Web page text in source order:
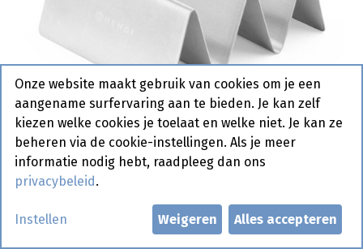
429457 Taco houder Hendi 4 st
Actief
Onze website maakt gebruik van cookies om je een
aangename surfervaring aan te bieden. Je kan zelf
kiezen welke cookies je toelaat en welke niet. Je kan ze
beheren via de cookie-instellingen. Als je meer
informatie nodig hebt, raadpleeg dan ons
privacybeleid .
Instellen Weigeren Alles accepteren